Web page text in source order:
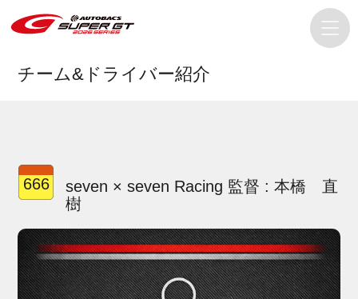
チーム&ドライバー紹介
666
seven × seven Racing 監督 : 本橋 直
樹